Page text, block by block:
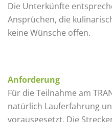
Die Unterkünfte
Ansprüchen, die
keine Wünsche offen.
Anforderung
Für die Teilnahme am
natürlich Lauferfahrung
vorausgesetzt. Die